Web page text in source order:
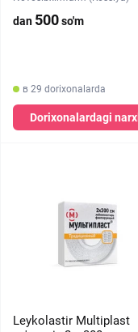
dan 500so'm
в 29 dorixonalarda
Dorixonalardagi
Leykolastir Multiplast